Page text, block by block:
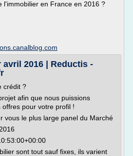
l'immobilier en France en 2016 ?
2016 | Reductis -
crédit ?
afin que nous puissions
pour votre profil !
vous le plus large panel du Marché
sont tout sauf fixes, ils varient